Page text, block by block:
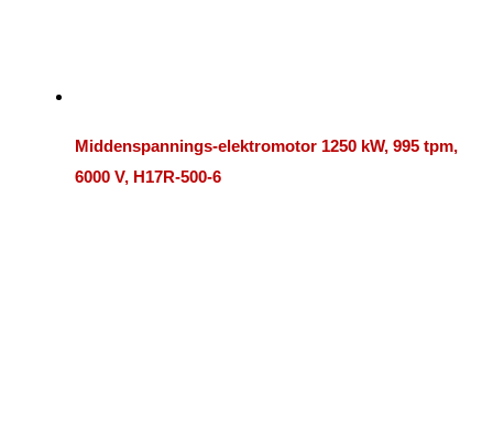
Middenspannings-elektromotor 1250 kW, 995 tpm,
6000 V, H17R-500-6